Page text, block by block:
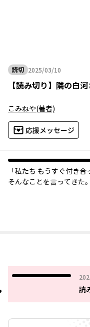
読切 2025/03/10
2025年03月10日
【読み切り】 隣の白
こみねや(著者)
応援メッセージ
「私たち もうすぐ付き
そんなことを言ってき
読